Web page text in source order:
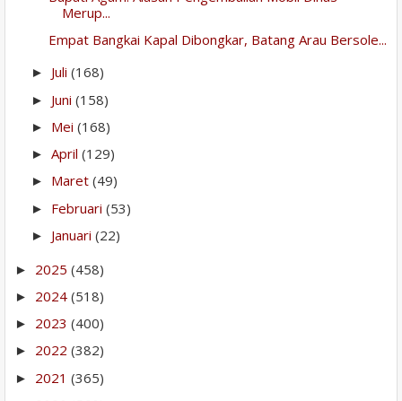
Merup...
Empat Bangkai Kapal Dibongkar, Batang Arau Bersole...
► Juli (168)
► Juni (158)
► Mei (168)
► April (129)
► Maret (49)
► Februari (53)
► Januari (22)
► 2025 (458)
► 2024 (518)
► 2023 (400)
► 2022 (382)
► 2021 (365)